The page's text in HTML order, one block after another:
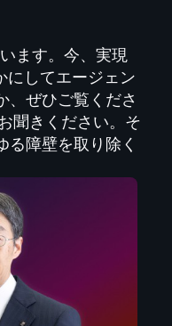
ます。今、実現
にしてエージェン
、ぜひご覧くださ
聞きください。そ
る障壁を取り除く